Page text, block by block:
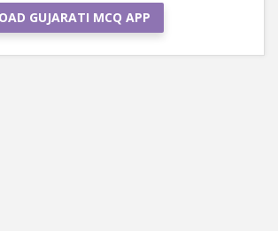
GUJARATI MCQ APP